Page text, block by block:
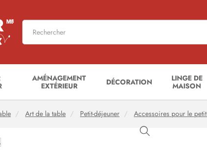
AMÉNAGEMENT
EXTÉRIEUR
DÉCORATION
LINGE DE
MAISON
Art de la table Petit-déjeuner Accessoires pour le